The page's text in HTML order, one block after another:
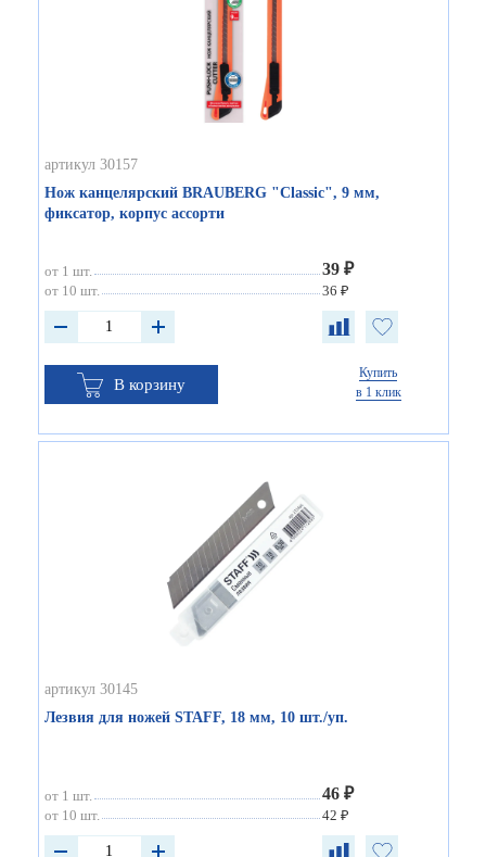
артикул 30157
Нож канцелярский BRAUBERG "Classic", 9 мм,
фиксатор, корпус ассорти
от 1 шт. 39 ₽
от 10 шт. 36 ₽
В корзину
Купить
в 1 клик
артикул 30145
Лезвия для ножей STAFF, 18 мм, 10 шт./уп.
от 1 шт. 46 ₽
от 10 шт. 42 ₽